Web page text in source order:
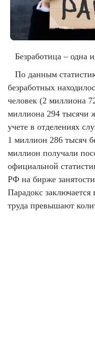
Безработица – одна
По данным
безработных
человек (2 миллиона
миллиона 294 тысячи
учете в отделениях
1 миллион 286 тысяч
миллион получали
официальной
РФ на бирже
Парадокс
труда превышают